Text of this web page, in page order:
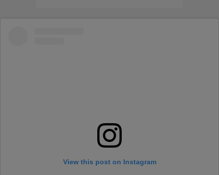
View this post on Instagram